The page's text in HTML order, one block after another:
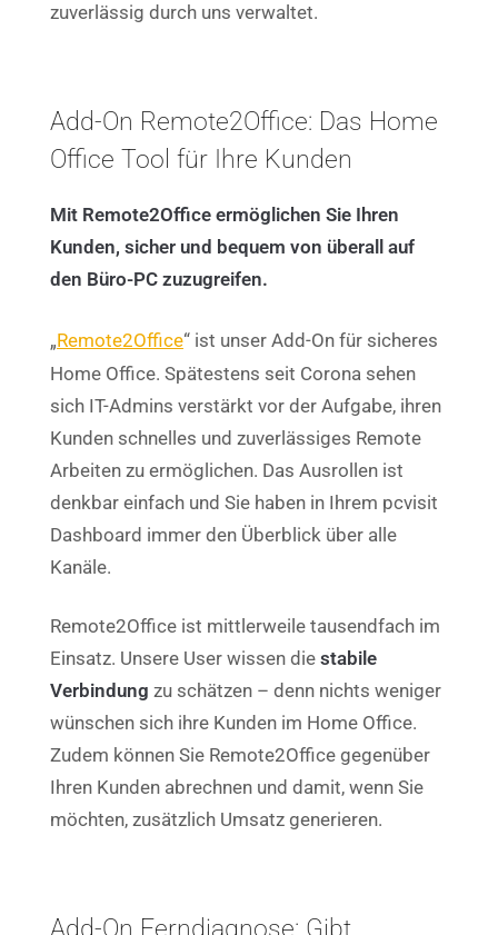
zuverlässig durch uns verwaltet.
Add-On Remote2Office: Das Home
Office Tool für Ihre Kunden
Mit Remote2Office ermöglichen Sie Ihren
Kunden, sicher und bequem von überall auf
den Büro-PC zuzugreifen.
„Remote2Office“ ist unser Add-On für sicheres
Home Office. Spätestens seit Corona sehen
sich IT-Admins verstärkt vor der Aufgabe, ihren
Kunden schnelles und zuverlässiges Remote
Arbeiten zu ermöglichen. Das Ausrollen ist
denkbar einfach und Sie haben in Ihrem pcvisit
Dashboard immer den Überblick über alle
Kanäle.
Remote2Office ist mittlerweile tausendfach im
Einsatz. Unsere User wissen die stabile
Verbindung zu schätzen – denn nichts weniger
wünschen sich ihre Kunden im Home Office.
Zudem können Sie Remote2Office gegenüber
Ihren Kunden abrechnen und damit, wenn Sie
möchten, zusätzlich Umsatz generieren.
Add-On Ferndiagnose: Gibt